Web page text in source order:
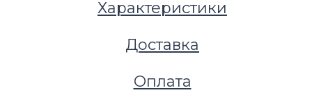
Характеристики
Доставка
Оплата